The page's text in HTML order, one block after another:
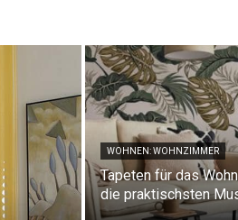
WOHNEN: WOHNZIMMER
Tapeten für das
die praktischsten